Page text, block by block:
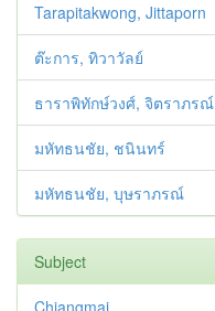
Tarapitakwong, Jittaporn
ต๊ะการ, ทิวาวัลย์
ธาราพิทักษ์วงศ์, จิตราภรณ์
มหัทธนชัย, ชนินทร์
มหัทธนชัย, บุษราภรณ์
Subject
Chiangmai